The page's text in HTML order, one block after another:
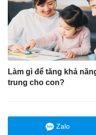
Làm gì để tăng khả
trung cho con?
Zalo